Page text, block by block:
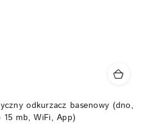
odkurzacz basenowy (dno,
15 mb, WiFi, App)